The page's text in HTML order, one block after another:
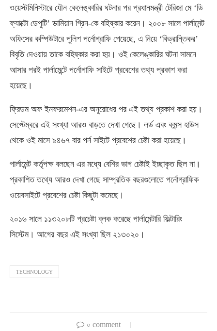
ওয়েস্টমিনিস্টারে যৌন কেলেঙ্কারির ঘটনার পর প্রধানমন্ত্রী টেরিজা মে ‘ডি
ফ্যাক্টো ডেপুটি’ ডামিয়ান গ্রিন-কে বহিষ্কার করেন। ২০০৮ সালে পার্লামেন্ট
অফিসের কম্পিউটারে পুলিশ পর্নোগ্রাফি পেয়েছে, এ নিয়ে ‘বিভ্রান্তিকর’
বিবৃতি দেওয়ায় তাকে বহিষ্কার করা হয়। ওই কেলেঙ্কারির ঘটনা সামনে
আসার পরই পার্লামেন্টে পর্নোগাফি সাইটে প্রবেশের তথ্য প্রকাশ করা
হয়েছে।
ফ্রিডম অফ ইনফরমেশন-এর অনুরোধের পর এই তথ্য প্রকাশ করা হয়।
সেপ্টেম্বরে এই সংখ্যা আরও বাড়তে দেখা গেছে। লর্ড এবং কমন্স হাউস
থেকে ওই মাসে ৯৪৬৭ বার পর্ন সাইটে প্রবেশের চেষ্টা করা হয়েছে।
পার্লামেন্ট কর্তৃপক্ষ বলছেন এর মধ্যে বেশির ভাগ চেষ্টাই ইচ্ছাকৃত ছিল না।
প্রকাশিত তথ্যে আরও দেখা গেছে সাম্প্রতিক বছরগুলোতে পর্নোগ্রাফিক
ওয়েবসাইটে প্রবেশের চেষ্টা কিছুটা কমেছে।
২০১৬ সালে ১১৩২০৮টি প্রচেষ্টা ব্লক করেছে পার্লামেন্টারি ফিল্টারিং
সিস্টেম। আগের বছর এই সংখ্যা ছিল ২১৩০২০।
TECHNOLOGY
০ comment